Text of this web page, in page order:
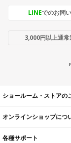
LINEでのお問
3,000円以上通
ショールーム・ストアの
オンラインショップにつ
各種サポート